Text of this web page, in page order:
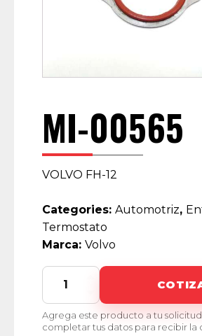
MI-00565
VOLVO FH-12
Categories: Automotriz,
Termostato
Marca: Volvo
00565
quantity
Agrega este producto a tu
completar tus datos para recibir la